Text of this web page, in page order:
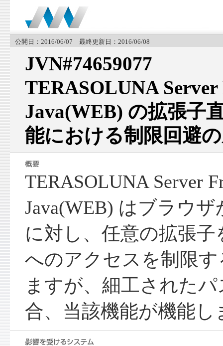
公開日：2016/06/07 最終更新日：2016/06/08
JVN#74659077
TERASOLUNA
Java(WEB) の拡張子
能における制限回避
TERASOLUNA Server
Java(WEB) はブラウ
に対し、任意の拡張
へのアクセスを制限
ますが、細工された
合、当該機能が機能し